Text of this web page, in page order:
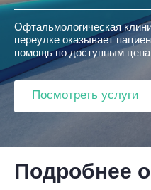
Офтальмологическая
переулке оказывает
помощь по доступным
Посмотреть услуги
Подробнее